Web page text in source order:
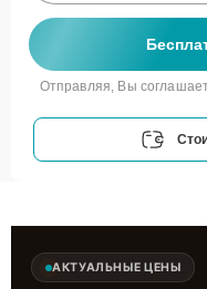
Отправляя, Вы
АКТУАЛЬНЫЕ ЦЕНЫ